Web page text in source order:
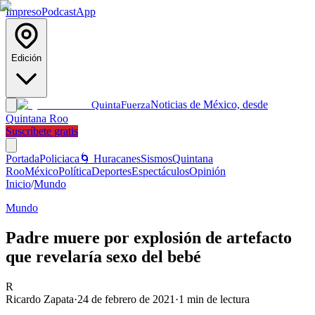
ImpresoPodcastApp
Edición
QuintaFuerzaNoticias de México, desde
Quintana Roo
Suscríbete gratis
PortadaPoliciaca 🌀 HuracanesSismosQuintana
RooMéxicoPolíticaDeportesEspectáculosOpinión
Inicio/Mundo
Mundo
Padre muere por explosión de artefacto
que revelaría sexo del bebé
R
Ricardo Zapata·24 de febrero de 2021 ·1 min de lectura